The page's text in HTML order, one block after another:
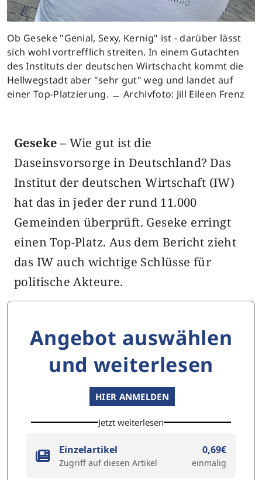
Ob Geseke "Genial, Sexy, Kernig" ist - darüber lässt
sich wohl vortrefflich streiten. In einem Gutachten
des Instituts der deutschen Wirtschacht kommt die
Hellwegstadt aber "sehr gut" weg und landet auf
einer Top-Platzierung. ﹘ Archivfoto: Jill Eileen Frenz
Geseke – Wie gut ist die
Daseinsvorsorge in Deutschland? Das
Institut der deutschen Wirtschaft (IW)
hat das in jeder der rund 11.000
Gemeinden überprüft. Geseke erringt
einen Top-Platz. Aus dem Bericht zieht
das IW auch wichtige Schlüsse für
politische Akteure.
Angebot auswählen
und weiterlesen
HIER ANMELDEN
Jetzt weiterlesen
Einzelartikel
Zugriff auf diesen Artikel
0,69€
einmalig